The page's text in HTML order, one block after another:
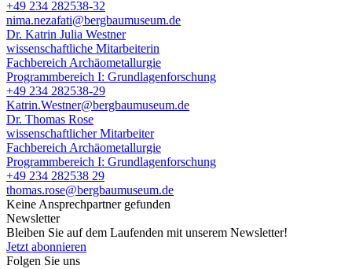
+49 234 282538-32
nima.nezafati@bergbaumuseum.de
Dr. Katrin Julia Westner
wissenschaftliche Mitarbeiterin
Fachbereich Archäometallurgie
Programmbereich I: Grundlagenforschung
+49 234 282538-29
Katrin.Westner@bergbaumuseum.de
Dr. Thomas Rose
wissenschaftlicher Mitarbeiter
Fachbereich Archäometallurgie
Programmbereich I: Grundlagenforschung
+49 234 282538 29
thomas.rose@bergbaumuseum.de
Keine Ansprechpartner gefunden
Newsletter
Bleiben Sie auf dem Laufenden mit unserem Newsletter!
Jetzt abonnieren
Folgen Sie uns